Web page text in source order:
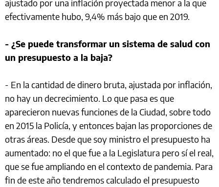
ajustado por una inflación proyectada menor a la que
efectivamente hubo, 9,4% más bajo que en 2019.
- ¿Se puede transformar un sistema de salud con
un presupuesto a la baja?
- En la cantidad de dinero bruta, ajustada por inflación,
no hay un decrecimiento. Lo que pasa es que
aparecieron nuevas funciones de la Ciudad, sobre todo
en 2015 la Policía, y entonces bajan las proporciones de
otras áreas. Desde que soy ministro el presupuesto ha
aumentado: no el que fue a la Legislatura pero sí el real,
que se fue ampliando en el contexto de pandemia. Para
fin de este año tendremos calculado el presupuesto